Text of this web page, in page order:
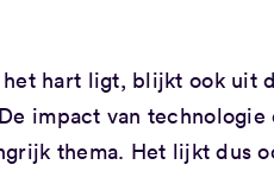
het hart ligt, blijkt ook uit
impact van technologie
thema. Het lijkt dus